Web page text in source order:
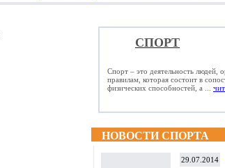
СПОРТ
Спорт – это деятельность людей,
правилам, которая состоит в
физических способностей, а ...
НОВОСТИ СПОРТА
29.07.2014